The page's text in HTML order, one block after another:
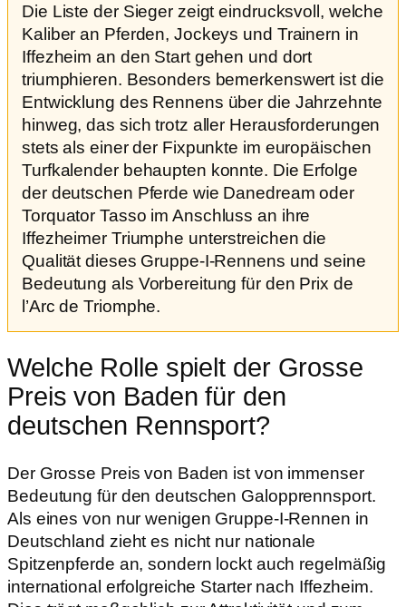
Die Liste der Sieger zeigt eindrucksvoll, welche
Kaliber an Pferden, Jockeys und Trainern in
Iffezheim an den Start gehen und dort
triumphieren. Besonders bemerkenswert ist die
Entwicklung des Rennens über die Jahrzehnte
hinweg, das sich trotz aller Herausforderungen
stets als einer der Fixpunkte im europäischen
Turfkalender behaupten konnte. Die Erfolge
der deutschen Pferde wie Danedream oder
Torquator Tasso im Anschluss an ihre
Iffezheimer Triumphe unterstreichen die
Qualität dieses Gruppe-I-Rennens und seine
Bedeutung als Vorbereitung für den Prix de
l’Arc de Triomphe.
Welche Rolle spielt der Grosse
Preis von Baden für den
deutschen Rennsport?
Der Grosse Preis von Baden ist von immenser
Bedeutung für den deutschen Galopprennsport.
Als eines von nur wenigen Gruppe-I-Rennen in
Deutschland zieht es nicht nur nationale
Spitzenpferde an, sondern lockt auch regelmäßig
international erfolgreiche Starter nach Iffezheim.